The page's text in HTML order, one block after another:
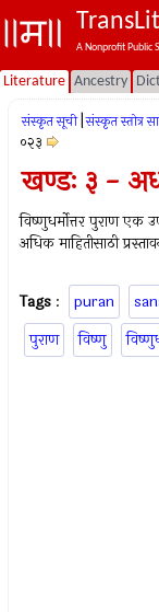
A Nonprofit Public
Literature Ancestry
संस्कृत सूची संस्कृत स्तोत्र
०२३
खण्डः ३ -
विष्णुधर्मोत्तर पुराण एक
अधिक माहितीसाठी
Tags : puran
पुराण
विष्णु